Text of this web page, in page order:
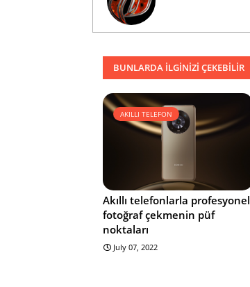
BUNLARDA ILGINIZI ÇEKEBILIR
AKILLI TELEFON
Akıllı telefonlarla profesyonel
fotoğraf çekmenin püf
noktaları
July 07, 2022